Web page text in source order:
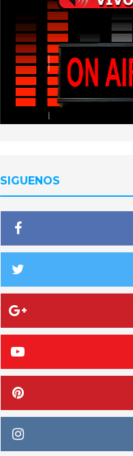
SIGUENOS